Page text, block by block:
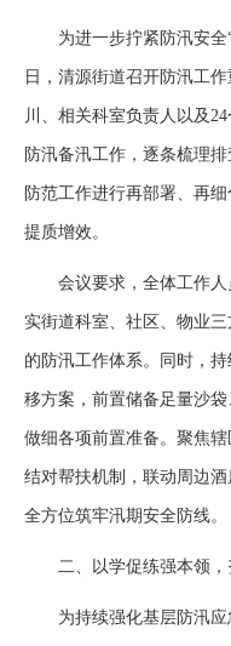
为进一步拧紧防汛安全“
日，清源街道召开防汛工
川、相关科室负责人以及
防汛备汛工作，逐条梳理
防范工作进行再部署、再
提质增效。
会议要求，全体工作人
实街道科室、社区、物业
的防汛工作体系。同时，
移方案，前置储备足量沙
做细各项前置准备。聚焦
结对帮扶机制，联动周边
全方位筑牢汛期安全防线。
二、以学促练强本领，
为持续强化基层防汛应